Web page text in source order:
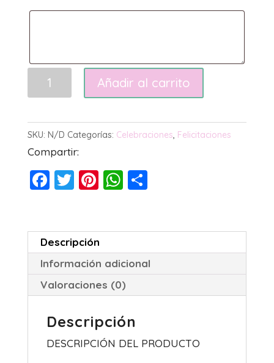
Felicitación
Añadir al carrito
SKU: N/D Categorías: Celebraciones, Felicitaciones
Compartir:
F
e
b
o
o
k
T
er
Pi
e
st
W
s
A
p
p
C
p
ar
tir
Descripción
Información adicional
Valoraciones (0)
Descripción
DESCRIPCIÓN DEL PRODUCTO